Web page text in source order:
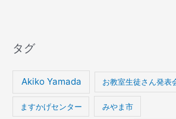
タグ
Akiko Yamada お教室生徒さん発表
ますかげセンター みやま市